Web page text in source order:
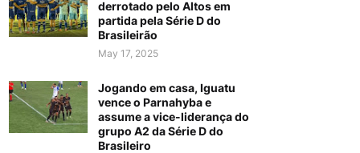
derrotado pelo Altos em
partida pela Série D do
Brasileirão
May 17, 2025
Jogando em casa, Iguatu
vence o Parnahyba e
assume a vice-liderança do
grupo A2 da Série D do
Brasileiro